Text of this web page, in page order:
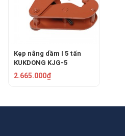
Kẹp nâng dầm I 5 tấn
KUKDONG KJG-5
2.665.000₫